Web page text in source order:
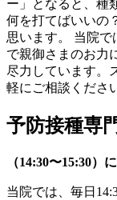
ー」となると、種
何を打てばいいの
思います。 当院
で親御さまのお力
尽力しています。
軽にご相談くださ
予防接種専
（14:30〜15:30）
当院では、毎日